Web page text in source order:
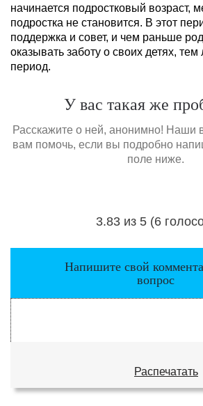
начинается подростковый возраст,
подростка не становится. В этот
поддержка и совет, и чем раньше
оказывать заботу о своих детях, тем
период.
У вас такая же
Расскажите о ней, анонимно! Наши
вам помочь, если вы подробно
поле ниже.
Загрузка...
3.83 из 5 (6
Напишите свой
вопрос
Распечатать